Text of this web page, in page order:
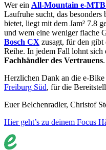
Wer ein All-Mountain e-MTB
Laufruhe sucht, das besonders
bietet, liegt mit dem Jam² 7.8
und wem eine weniger flache
Bosch CX zusagt, für den gibt
Reihe. In jedem Fall lohnt sich
Fachhändler des Vertrauens.
Herzlichen Dank an die e-
Freiburg Süd, für die
Euer Belchenradler, Christof
Hier geht’s zu deinem Focus